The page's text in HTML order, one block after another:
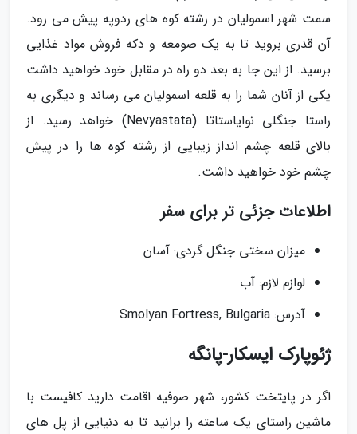
سمت شهر اسمولیان در رشته کوه های ردوپه پیش می رود.
آن قدری بروید تا به یک صومعه و دکه فروش مواد غذایی
برسید. از این جا به بعد دو راه در مقابل خود خواهید داشت
یکی از آنان شما را به قلعه اسمولیان می رساند و دیگری به
راستا جنگلی نوایاستاتا (Nevyastata) خواهد رسید. از
بالای قلعه چشم انداز زیبایی از رشته کوه ها را در پیش
چشم خود خواهید داشت.
اطلاعات جزئی تر برای سفر
میزان سختی جنگل گردی: آسان
لوازم لازم: آب
آدرس: Smolyan Fortress, Bulgaria
ژئوپارک ایسکار-پانگه
اگر در پایتخت کشور، شهر صوفیه اقامت دارید کافیست با
ماشین راستای یک ساعته را برانید تا به دنیایی از پل های